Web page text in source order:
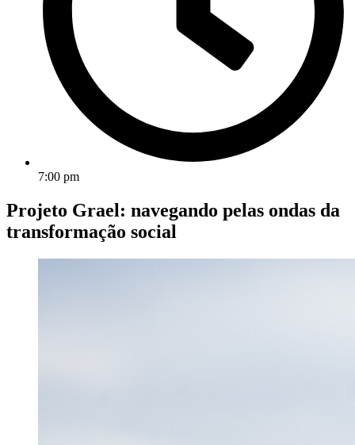
7:00 pm
Projeto Grael: navegando pelas ondas da
transformação social